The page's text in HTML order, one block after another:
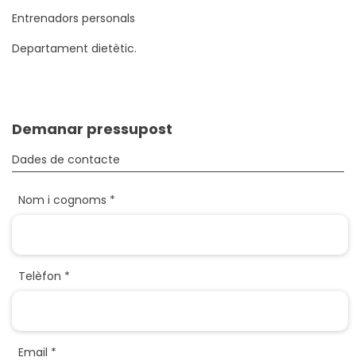
Entrenadors personals
Departament dietètic.
Demanar pressupost
Dades de contacte
Nom i cognoms *
Telèfon *
Email *